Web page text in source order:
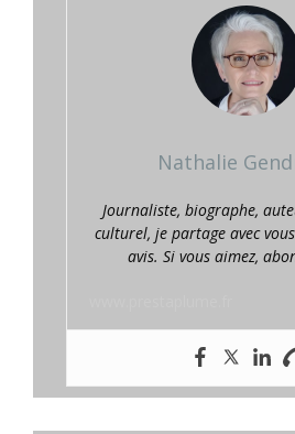
Nathalie
Journaliste, biographe,
culturel, je partage avec
avis. Si vous aimez,